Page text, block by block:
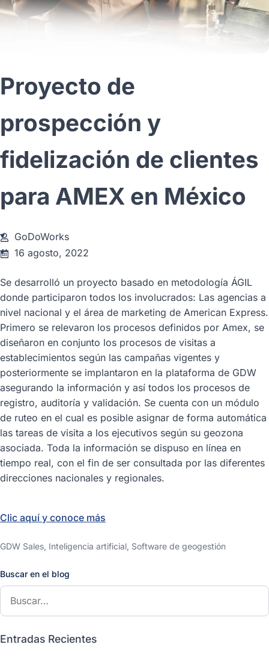
Proyecto de
prospección y
fidelización de clientes
para AMEX en México
GoDoWorks
16 agosto, 2022
Se desarrolló un proyecto basado en metodología ÁGIL
donde participaron todos los involucrados: Las agencias a
nivel nacional y el área de marketing de American Express.
Primero se relevaron los procesos definidos por Amex, se
diseñaron en conjunto los procesos de visitas a
establecimientos según las campañas vigentes y
posteriormente se implantaron en la plataforma de GDW
asegurando la información y así todos los procesos de
registro, auditoría y validación. Se cuenta con un módulo
de ruteo en el cual es posible asignar de forma automática
las tareas de visita a los ejecutivos según su geozona
asociada. Toda la información se dispuso en línea en
tiempo real, con el fin de ser consultada por las diferentes
direcciones nacionales y regionales.
Clic aquí y conoce más
GDW Sales, Inteligencia artificial, Software de geogestión
Buscar en el blog
Entradas Recientes